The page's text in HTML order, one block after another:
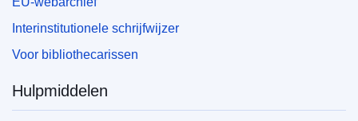
Interinstitutionele schrijfwijzer
Voor bibliothecarissen
Hulpmiddelen